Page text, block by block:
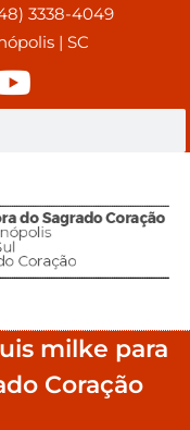
3338-4049
| SC
milke para
Coração